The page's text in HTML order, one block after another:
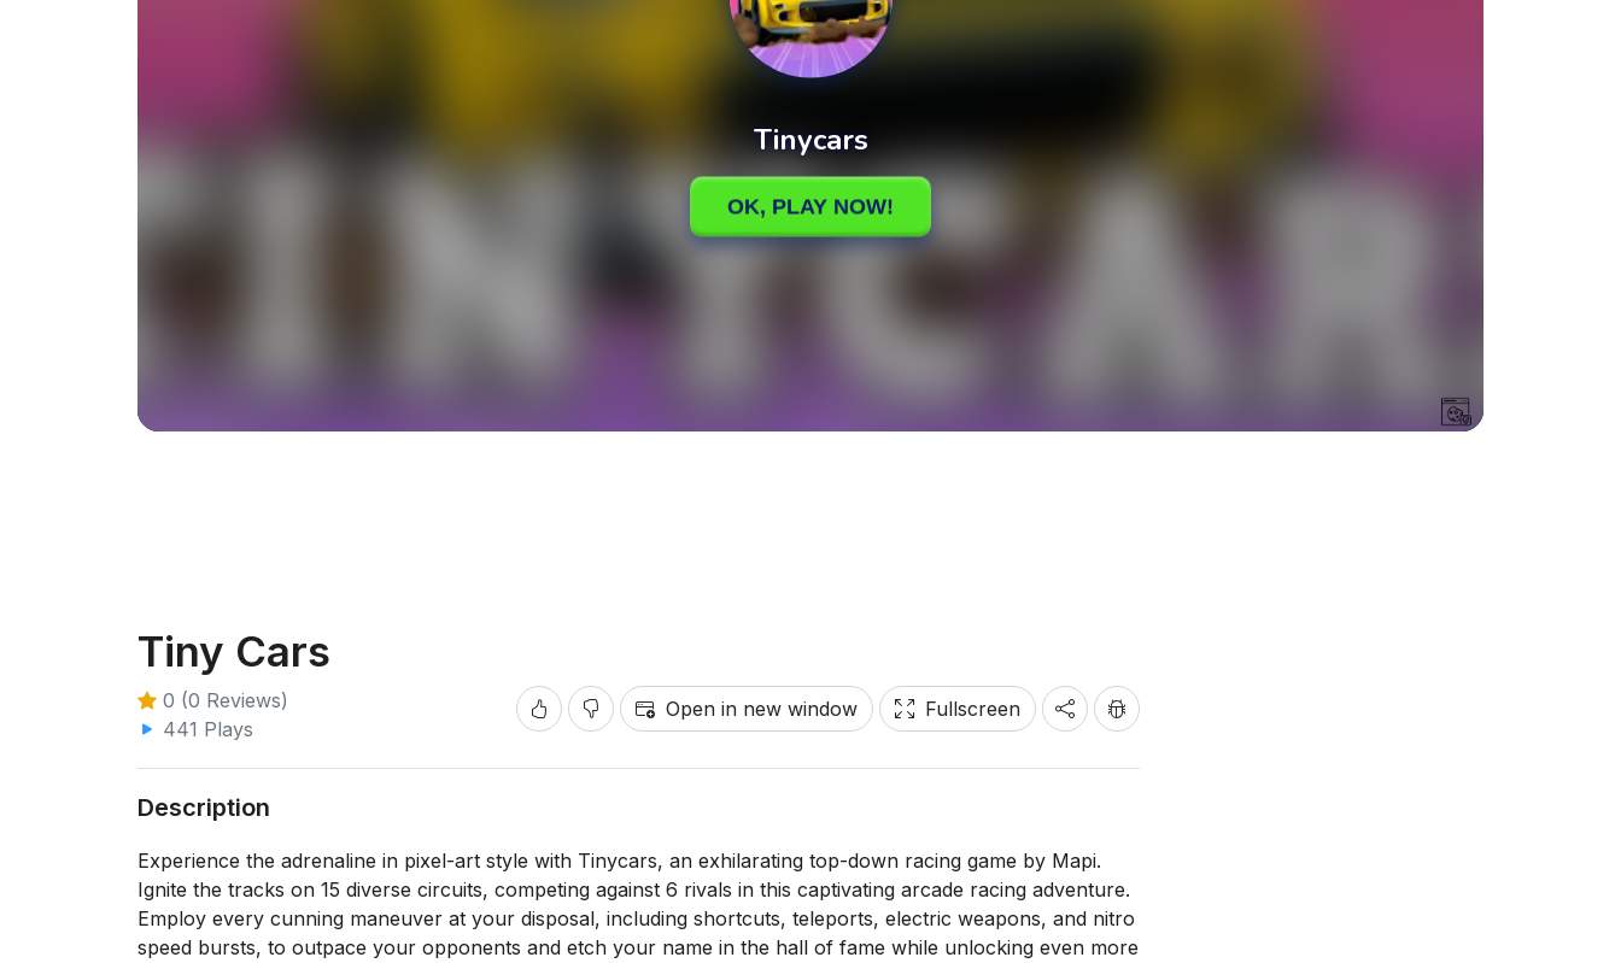
Tiny Cars
0 (0 Reviews)
441 Plays
Open in new window Fullscreen
Description
Experience the adrenaline in pixel-art style with Tinycars, an exhilarating top-down racing game by Mapi.
Ignite the tracks on 15 diverse circuits, competing against 6 rivals in this captivating arcade racing adventure.
Employ every cunning maneuver at your disposal, including shortcuts, teleports, electric weapons, and nitro
speed bursts, to outpace your opponents and etch your name in the hall of fame while unlocking even more